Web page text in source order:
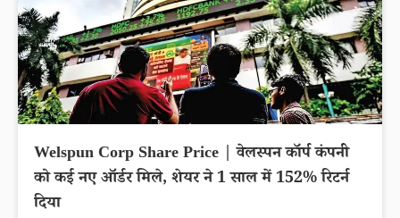
Welspun Corp Share Price | वेलस्पन कॉर्प कंपनी
को कई नए ऑर्डर मिले, शेयर ने 1 साल में 152% रिटर्न
दिया